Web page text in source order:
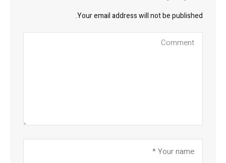
Your email address will not be published.